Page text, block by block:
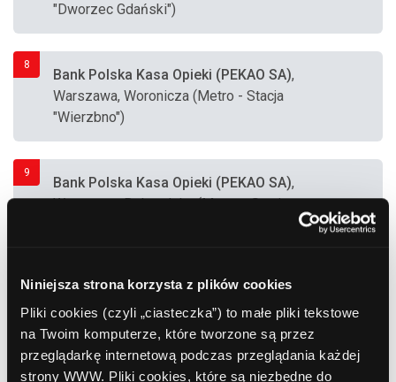
Niniejsza strona korzysta z plików cookies
Pliki cookies (czyli „ciasteczka”) to małe pliki tekstowe
na Twoim komputerze, które tworzone są przez
przeglądarkę internetową podczas przeglądania każdej
strony WWW. Pliki cookies, które są niezbędne do
"Dworzec Gdański")
8
Bank Polska Kasa Opieki (PEKAO SA),
Warszawa, Woronicza (Metro - Stacja
"Wierzbno")
9
Bank Polska Kasa Opieki (PEKAO SA),
Warszawa, Belgradzka (Metro - Stacja
10
Bank Polska Kasa Opieki (PEKAO SA)
Warszawa, Wąwozowa (Metro - Stacja
"Kabaty")